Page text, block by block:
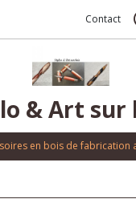
Contact
& Art sur
en bois de fabrication